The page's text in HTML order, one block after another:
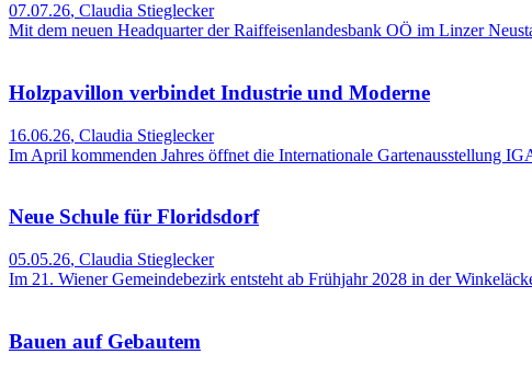
07.07.26, Claudia Stieglecker
Mit dem neuen Headquarter der Raiffeisenlandesbank OÖ im Linzer
Holzpavillon verbindet Industrie und Moderne
16.06.26, Claudia Stieglecker
Im April kommenden Jahres öffnet die Internationale Gartenausstellung
Neue Schule für Floridsdorf
05.05.26, Claudia Stieglecker
Im 21. Wiener Gemeindebezirk entsteht ab Frühjahr 2028 in der
Bauen auf Gebautem